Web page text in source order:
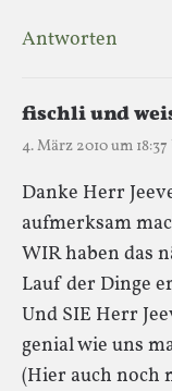
Antworten
fischli und
4. März 2010 um
Danke Herr
aufmerksam
WIR haben das
Lauf der Dinge
Und SIE Herr
genial wie uns
(Hier auch noch